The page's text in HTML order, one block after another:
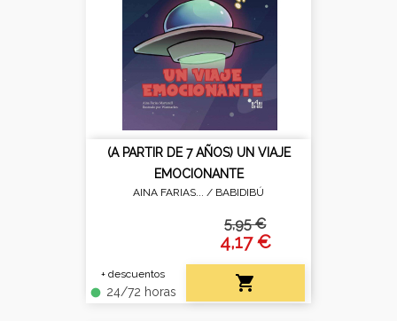
(A PARTIR DE 7 AÑOS) UN VIAJE
EMOCIONANTE
AINA FARIAS... / BABIDIBÚ
+ descuentos
fiber_manual_record 24/72 horas
5,95 €
4,17 €
